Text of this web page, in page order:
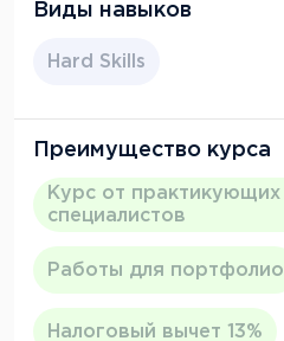
Виды навыков
Hard Skills
Преимущество курса
Курс от практикующих
специалистов
Работы для портфолио
Налоговый вычет 13%